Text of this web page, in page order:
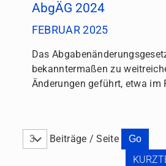
AbgÄG 2024
FEBRUAR 2025
Das
bekanntermaßen zu
Änderungen geführt, etwa im
Beiträge / Seite